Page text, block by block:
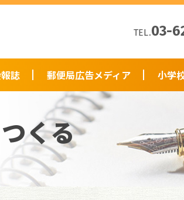
TEL.03-
誌 郵便局広告メディア 小学
くる